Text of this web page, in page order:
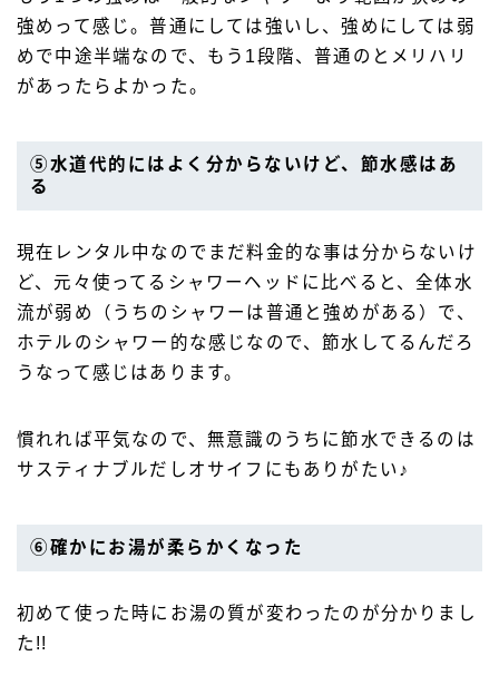
強めって感じ。普通にしては強いし、強めにしては弱
めで中途半端なので、もう1段階、普通のとメリハリ
があったらよかった。
⑤水道代的にはよく分からないけど、節水感はあ
る
現在レンタル中なのでまだ料金的な事は分からないけ
ど、元々使ってるシャワーヘッドに比べると、全体水
流が弱め（うちのシャワーは普通と強めがある）で、
ホテルのシャワー的な感じなので、節水してるんだろ
うなって感じはあります。
慣れれば平気なので、無意識のうちに節水できるのは
サスティナブルだしオサイフにもありがたい♪
⑥確かにお湯が柔らかくなった
初めて使った時にお湯の質が変わったのが分かりまし
た!!